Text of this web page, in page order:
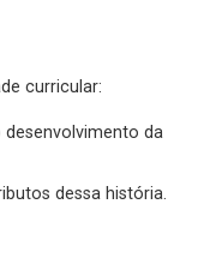
curricular:
da
dessa história.